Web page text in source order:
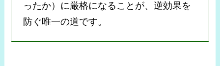
ったか）に厳格になることが、逆効果を
防ぐ唯一の道です。